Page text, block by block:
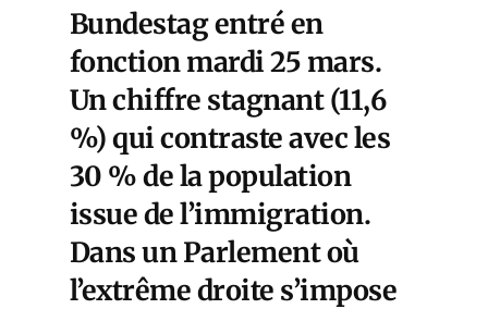
Bundestag entré en
fonction mardi 25 mars.
Un chiffre stagnant (11,6
%) qui contraste avec les
30 % de la population
issue de l’immigration.
Dans un Parlement où
l’extrême droite s’impose